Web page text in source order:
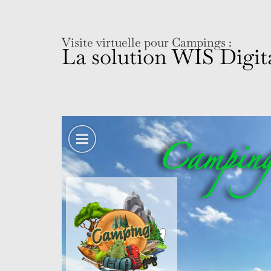
Visite virtuelle pour Campings :
La solution WIS